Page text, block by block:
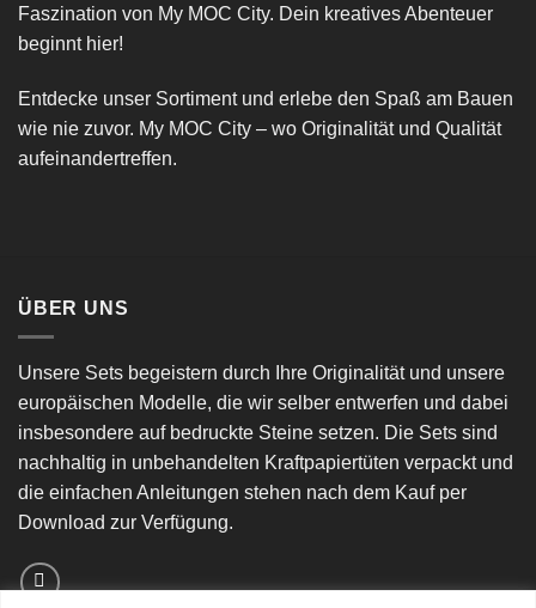
Faszination von My MOC City. Dein kreatives Abenteuer
beginnt hier!
Entdecke unser Sortiment und erlebe den Spaß am Bauen
wie nie zuvor. My MOC City – wo Originalität und Qualität
aufeinandertreffen.
ÜBER UNS
Unsere Sets begeistern durch Ihre Originalität und unsere
europäischen Modelle, die wir selber entwerfen und dabei
insbesondere auf bedruckte Steine setzen. Die Sets sind
nachhaltig in unbehandelten Kraftpapiertüten verpackt und
die einfachen Anleitungen stehen nach dem Kauf per
Download zur Verfügung.